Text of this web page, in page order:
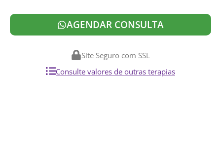
AGENDAR CONSULTA
Site Seguro com SSL
Consulte valores de outras terapias